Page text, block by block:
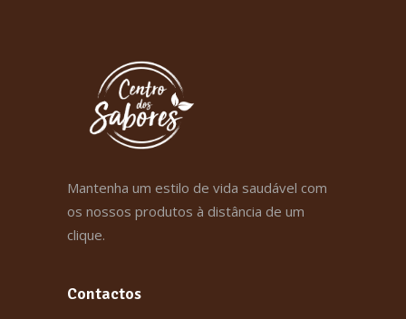
Mantenha um estilo de vida saudável com
os nossos produtos à distância de um
clique.
Contactos